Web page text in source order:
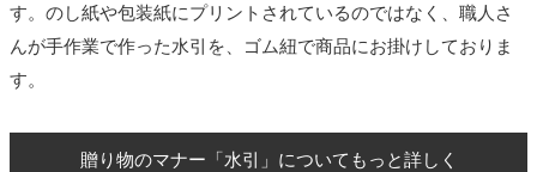
す。のし紙や包装紙にプリントされているのではなく、職人さ
んが手作業で作った水引を、ゴム紐で商品にお掛けしておりま
す。
贈り物のマナー「水引」についてもっと詳しく